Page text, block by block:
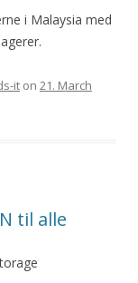
i Malaysia med
it on 21. March
til alle